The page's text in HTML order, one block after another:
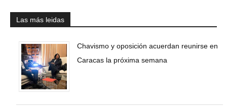
Las más leidas
Chavismo y oposición acuerdan reunirse en
Caracas la próxima semana